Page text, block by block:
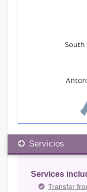
Servicios
Services
Transfer